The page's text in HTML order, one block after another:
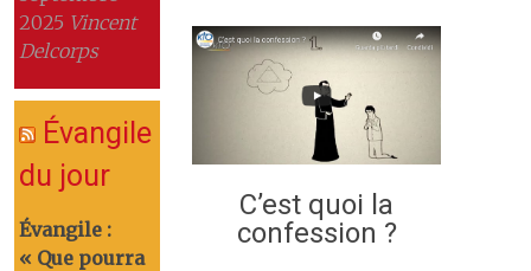
2025 Vincent
Delcorps
Évangile
du jour
Évangile :
« Que pourra
C’est quoi la
confession ?